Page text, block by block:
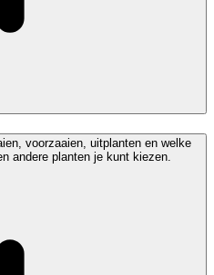
voorzaaien, uitplanten en welke
andere planten je kunt kiezen.